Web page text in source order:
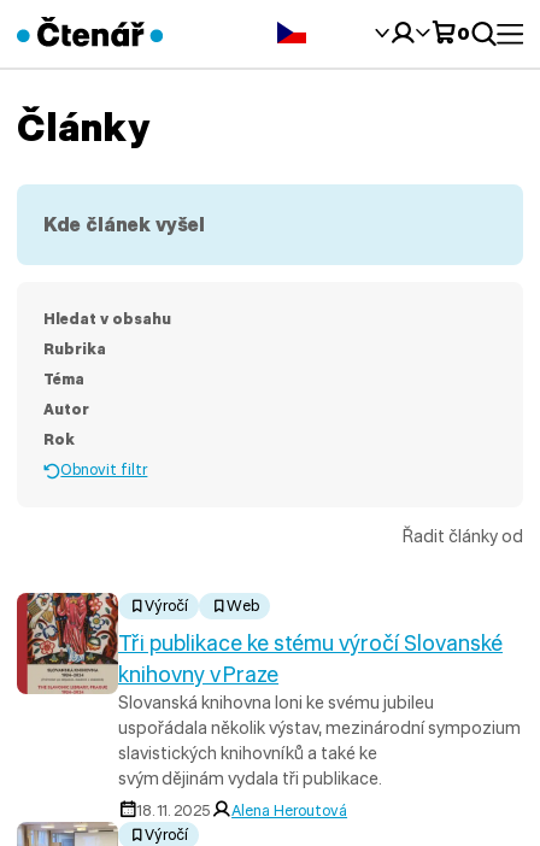
0
Články
Kde článek vyšel
Hledat v obsahu
Rubrika
Téma
Autor
Rok
Obnovit filtr
Řadit články od
Výročí Web
Tři publikace ke stému výročí Slovanské
knihovny v Praze
Slovanská knihovna loni ke svému jubileu
uspořádala několik výstav, mezinárodní sympozium
slavistických knihovníků a také ke
svým dějinám vydala tři publikace.
18. 11. 2025
Alena Heroutová
Výročí